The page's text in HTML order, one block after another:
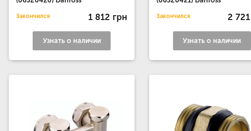
Закончился 1 812 грн
Узнать о наличии
Закончился 2
Узнать о наличии